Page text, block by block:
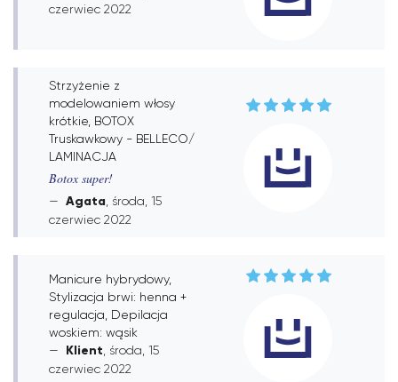
czerwiec 2022
Strzyżenie z
modelowaniem włosy
krótkie, BOTOX
Truskawkowy - BELLECO/
LAMINACJA
Botox super!
Agata , środa, 15
czerwiec 2022
Manicure hybrydowy,
Stylizacja brwi: henna +
regulacja, Depilacja
woskiem: wąsik
Klient , środa, 15
czerwiec 2022